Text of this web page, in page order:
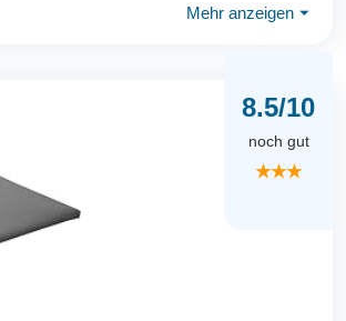
Mehr anzeigen ⏷
8.5/10
noch gut
★★★